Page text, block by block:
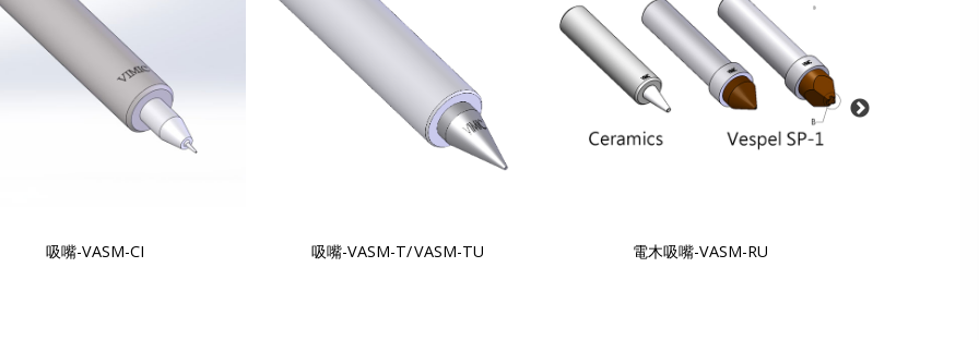
吸嘴-VASM-CI 吸嘴-VASM-T/ VASM-TU 電木吸嘴-VASM-RU